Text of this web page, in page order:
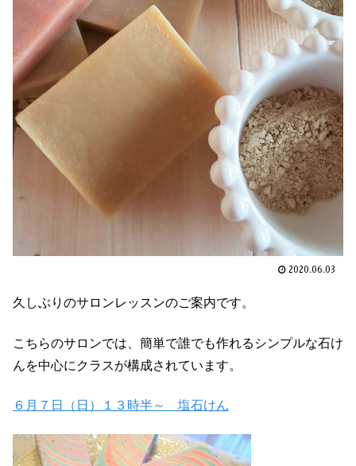
2020.06.03
久しぶりのサロンレッスンのご案内です。
こちらのサロンでは、簡単で誰でも作れるシンプルな石け
んを中心にクラスが構成されています。
６月７日（日）１３時半～ 塩石けん